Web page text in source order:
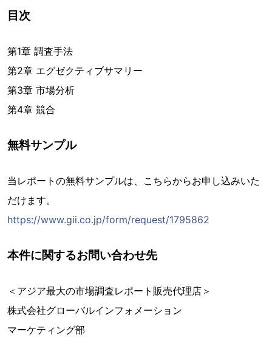
目次
第1章 調査手法
第2章 エグゼクティブサマリー
第3章 市場分析
第4章 競合
無料サンプル
当レポートの無料サンプルは、こちらからお申し込みいた
だけます。
https://www.gii.co.jp/form/request/1795862
本件に関するお問い合わせ先
＜アジア最大の市場調査レポート販売代理店＞
株式会社グローバルインフォメーション
マーケティング部